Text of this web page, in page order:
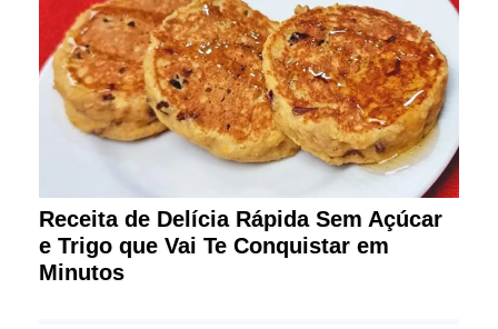
Receita de Delícia Rápida Sem Açúcar
e Trigo que Vai Te Conquistar em
Minutos